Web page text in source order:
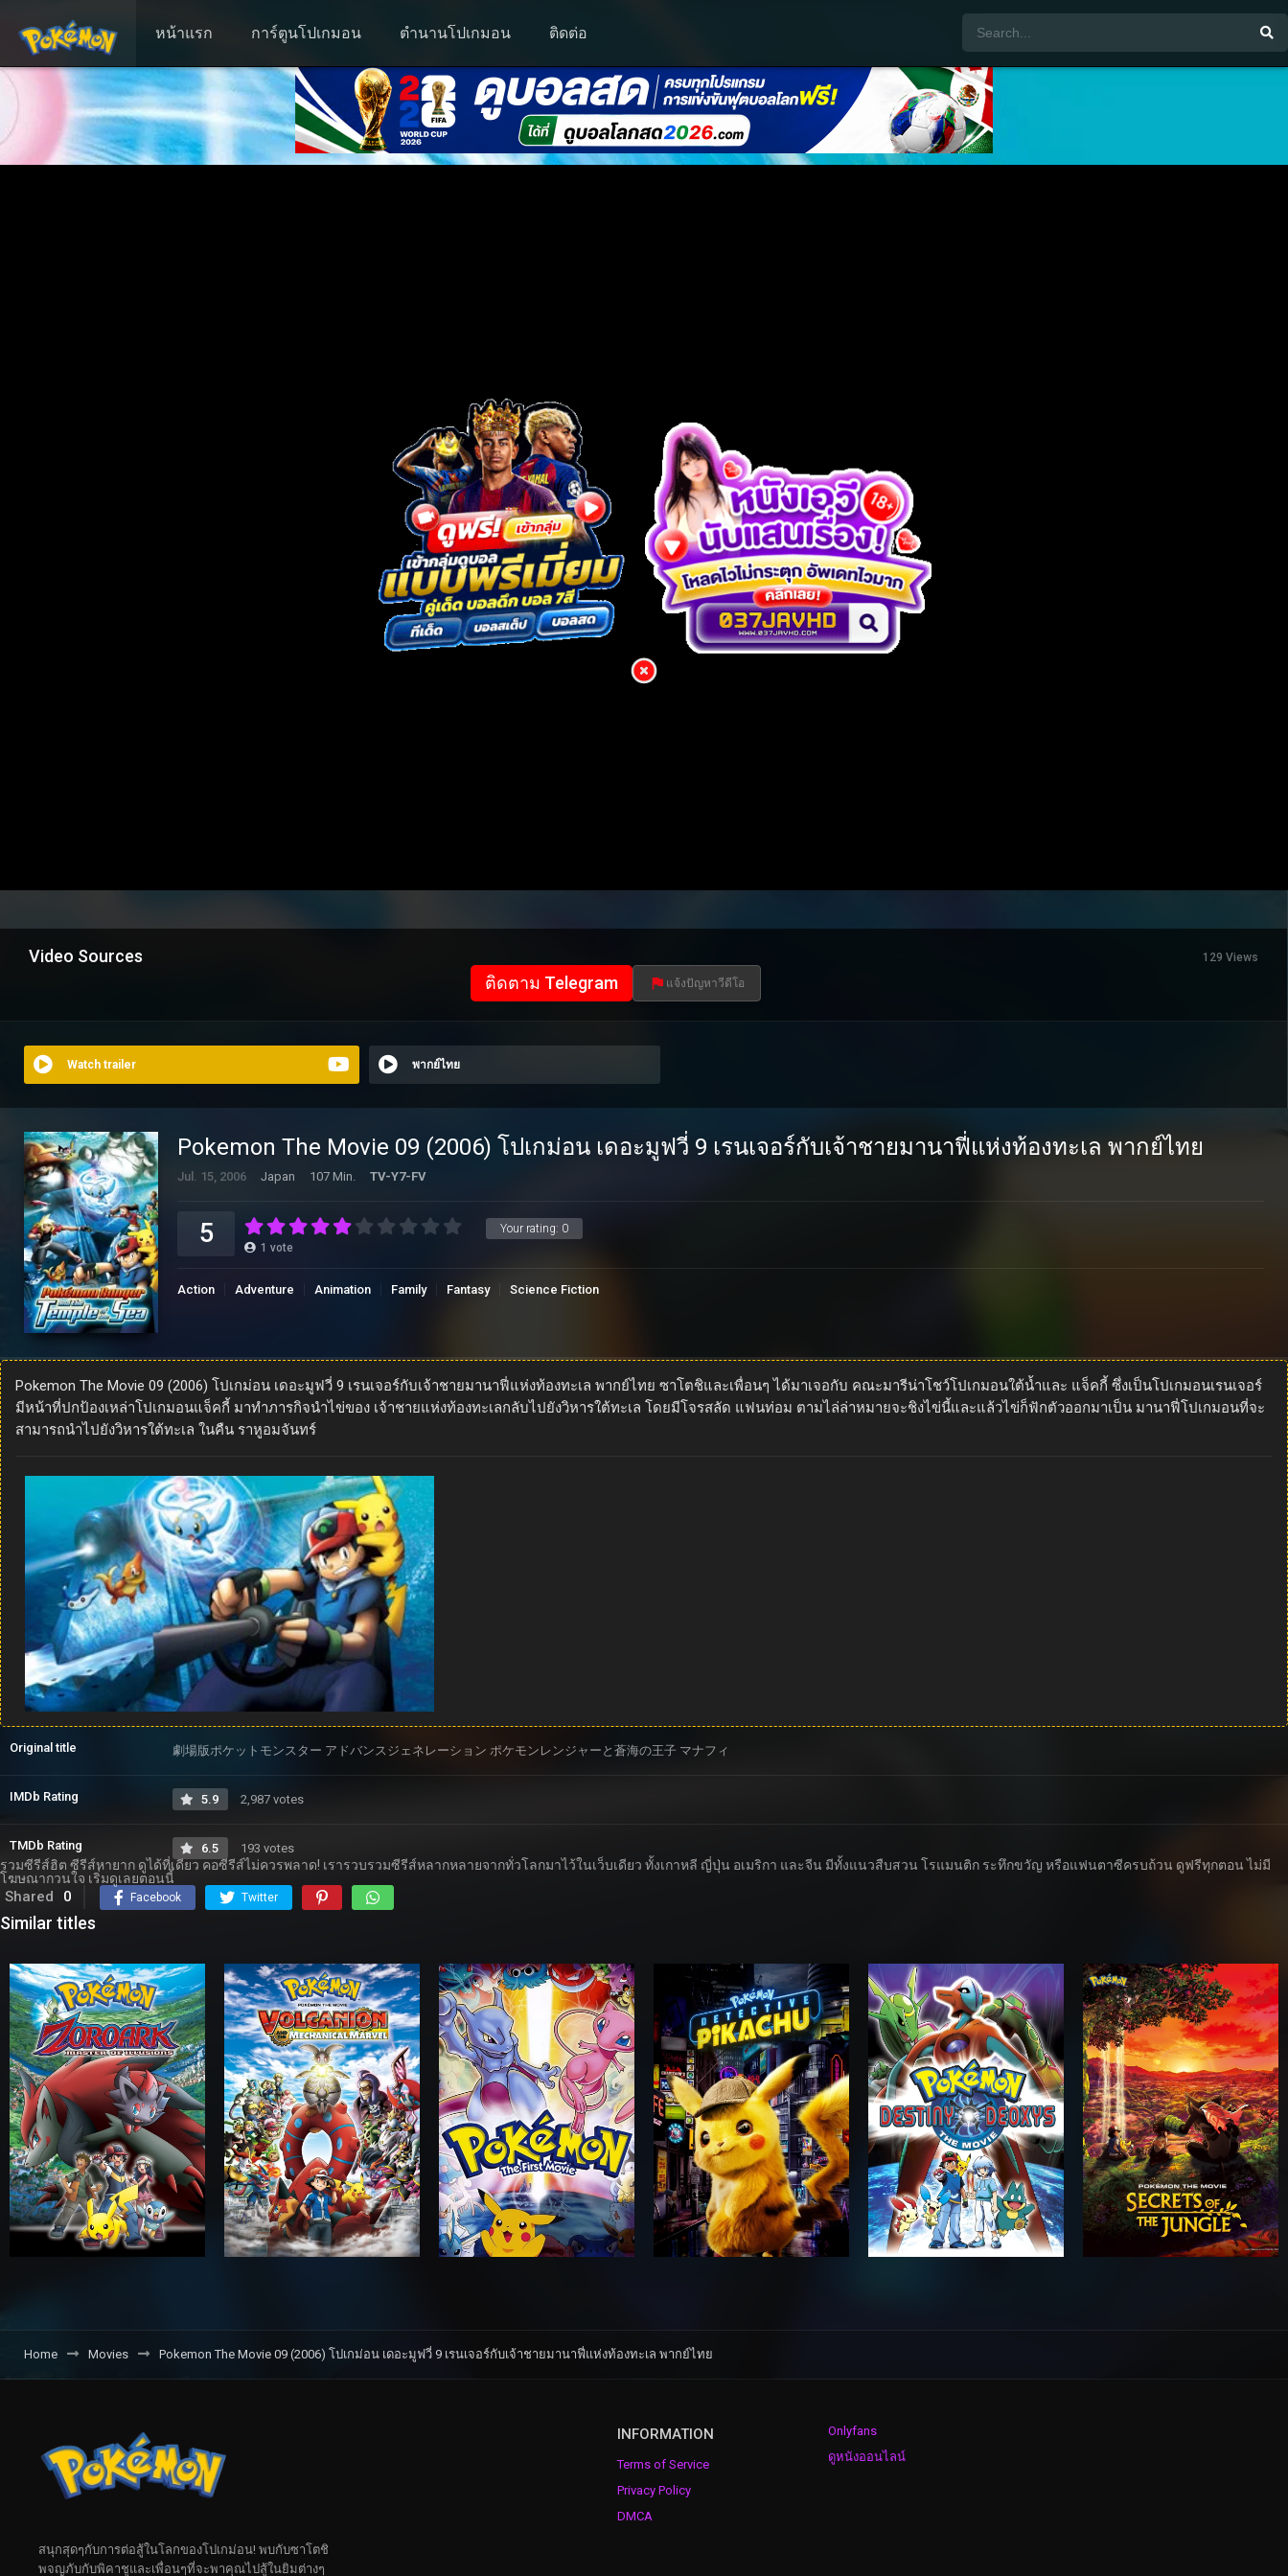
หน้าแรก การ์ตูนโปเกมอน ตำนานโปเกมอน ติดต่อ
Video Sources 129 Views
ติดตาม Telegram แจ้งปัญหาวีดีโอ
Watch trailer พากย์ไทย
Pokemon The Movie 09 (2006) โปเกม่อน เดอะมูฟวี่ 9 เรนเจอร์กับเจ้าชายมานาฟี่แห่งท้องทะเล พากย์ไทย
Jul. 15, 2006 Japan 107 Min. TV-Y7-FV
Your rating: 0
5 1 vote
Action Adventure Animation Family Fantasy Science Fiction
Pokemon The Movie 09 (2006) โปเกม่อน เดอะมูฟวี่ 9 เรนเจอร์กับเจ้าชายมานาฟี่แห่งท้องทะเล พากย์ไทย ซาโตชิและเพื่อนๆ ได้มาเจอกับ คณะมารีน่าโชว์โปเกมอนใต้น้ำและ แจ็คกี้ ซึ่งเป็นโปเกมอนเรนเจอร์
มีหน้าที่ปกป้องเหล่าโปเกมอนแจ็คกี้ มาทำภารกิจนำไข่ของ เจ้าชายแห่งท้องทะเลกลับไปยังวิหารใต้ทะเล โดยมีโจรสลัด แฟนท่อม ตามไล่ล่าหมายจะชิงไข่นี้และแล้วไข่ก็ฟักตัวออกมาเป็น มานาฟี่โปเกมอนที่จะ
สามารถนำไปยังวิหารใต้ทะเล ในคืน ราหูอมจันทร์
Original title 劇場版ポケットモンスター アドバンスジェネレーション ポケモンレンジャーと蒼海の王子 マナフィ
IMDb Rating 5.9 2,987 votes
TMDb Rating 6.5 193 votes
รวมซีรีส์ฮิต ซีรีส์หายาก ดูได้ที่เดียว คอซีรีส์ไม่ควรพลาด! เรารวบรวมซีรีส์หลากหลายจากทั่วโลกมาไว้ในเว็บเดียว ทั้งเกาหลี ญี่ปุ่น อเมริกา และจีน มีทั้งแนวสืบสวน โรแมนติก ระทึกขวัญ หรือแฟนตาซีครบถ้วน ดูฟรีทุกตอน ไม่มี
โฆษณากวนใจ เริ่มดูเลยตอนนี้
Shared 0 Facebook Twitter
Similar titles
Home Movies Pokemon The Movie 09 (2006) โปเกม่อน เดอะมูฟวี่ 9 เรนเจอร์กับเจ้าชายมานาฟี่แห่งท้องทะเล พากย์ไทย
INFORMATION
Terms of Service
Privacy Policy
DMCA
Onlyfans
ดูหนังออนไลน์
สนุกสุดๆกับการต่อสู้ในโลกของโปเกม่อน! พบกับซาโตชิ
พจญภับกับพิคาชูและเพื่อนๆที่จะพาคุณไปสู้ในยิมต่างๆ